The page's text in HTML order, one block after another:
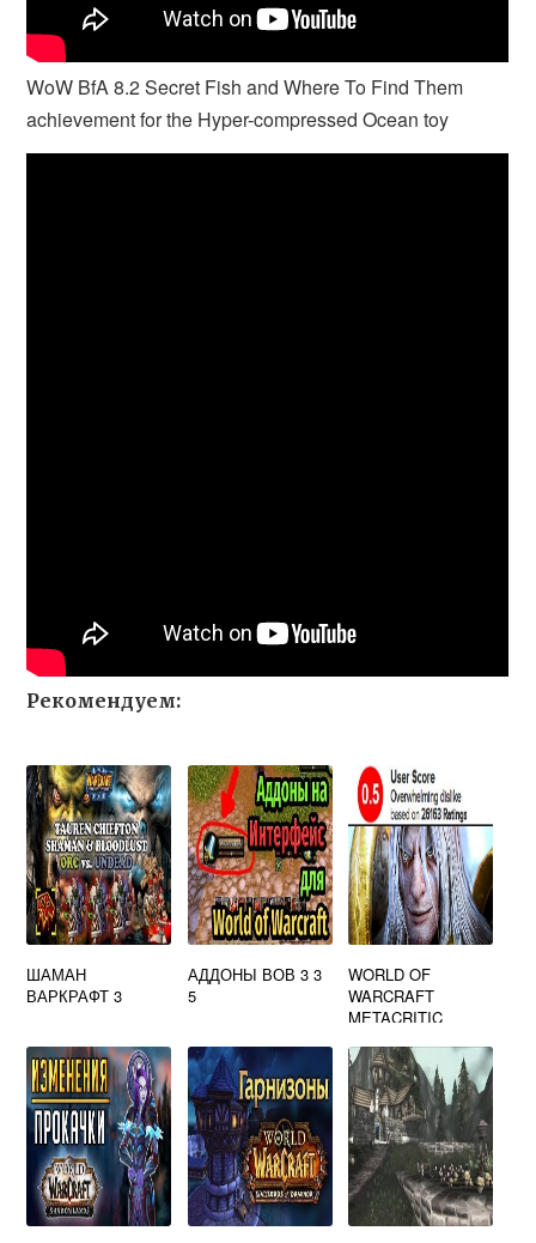
WoW BfA 8.2 Secret Fish and Where To Find Them
achievement for the Hyper-compressed Ocean toy
Рекомендуем:
ШАМАН
ВАРКРАФТ 3
АДДОНЫ ВОВ 3 3
5
WORLD OF
WARCRAFT
METACRITIC